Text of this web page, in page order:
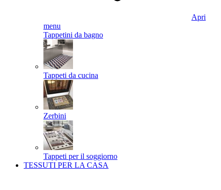
Apri
menu
Tappetini da bagno
Tappeti da cucina
Zerbini
Tappeti per il soggiorno
TESSUTI PER LA CASA